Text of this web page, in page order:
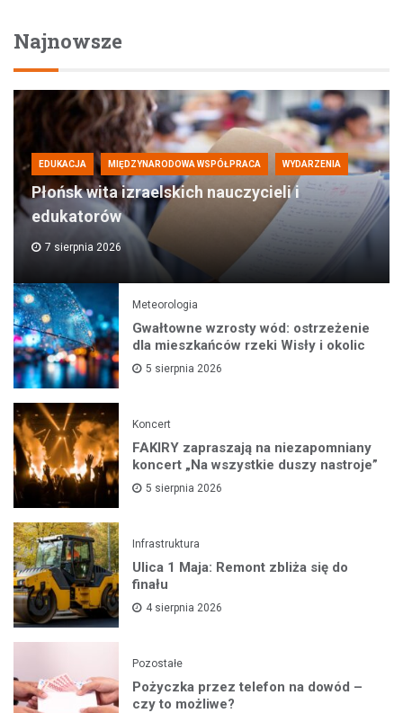
Najnowsze
EDUKACJA MIĘDZYNARODOWA WSPÓŁPRACA WYDARZENIA
Płońsk wita izraelskich nauczycieli i
edukatorów
7 sierpnia 2026
Meteorologia
Gwałtowne wzrosty wód: ostrzeżenie
dla mieszkańców rzeki Wisły i okolic
5 sierpnia 2026
Koncert
FAKIRY zapraszają na niezapomniany
koncert „Na wszystkie duszy nastroje”
5 sierpnia 2026
Infrastruktura
Ulica 1 Maja: Remont zbliża się do
finału
4 sierpnia 2026
Pozostałe
Pożyczka przez telefon na dowód –
czy to możliwe?